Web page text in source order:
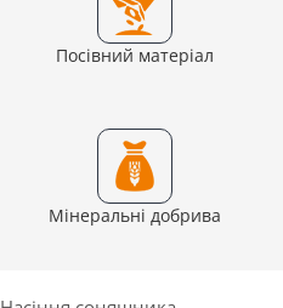
Посівний матеріал
Мінеральні добрива